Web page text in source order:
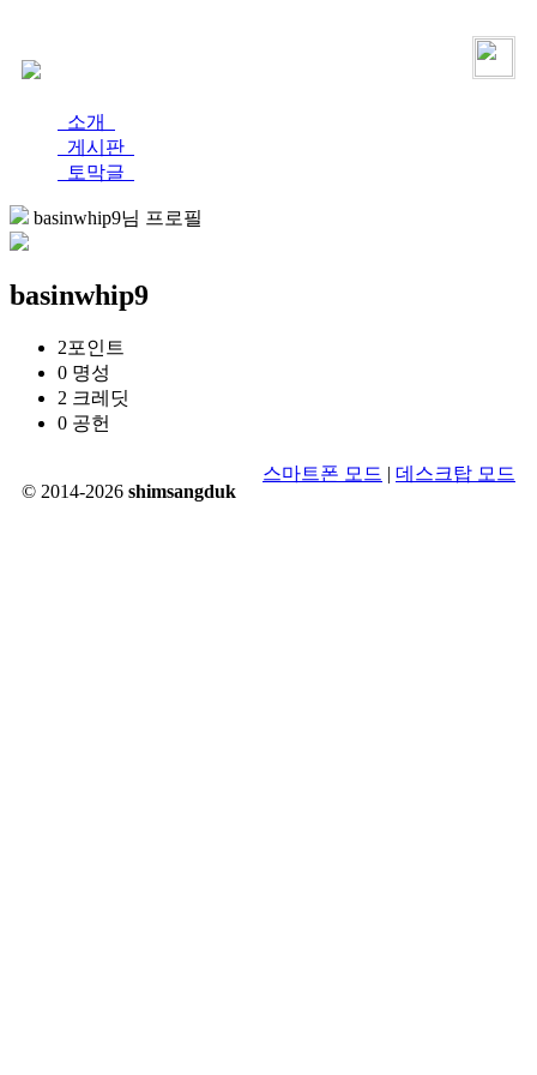
소개
게시판
토막글
basinwhip9님 프로필
basinwhip9
2포인트
0 명성
2 크레딧
0 공헌
© 2014-2026 shimsangduk
스마트폰 모드 | 데스크탑 모드